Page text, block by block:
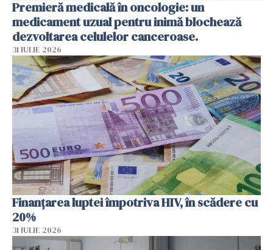
Premieră medicală în oncologie: un
medicament uzual pentru inimă blochează
dezvoltarea celulelor canceroase.
31 IULIE 2026
Finanțarea luptei împotriva HIV, în scădere cu
20%
31 IULIE 2026